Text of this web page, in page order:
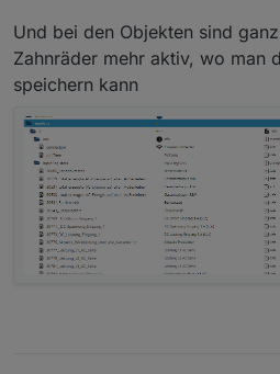
Und bei den Objekten sind
Zahnräder mehr aktiv, wo man
speichern kann